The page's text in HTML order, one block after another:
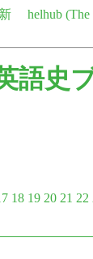
helhub
語史
18 19 20 21 22